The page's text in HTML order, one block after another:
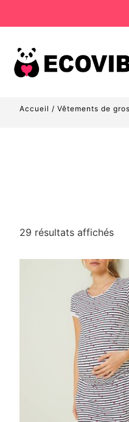
Accueil / Vêtements de
29 résultats affichés